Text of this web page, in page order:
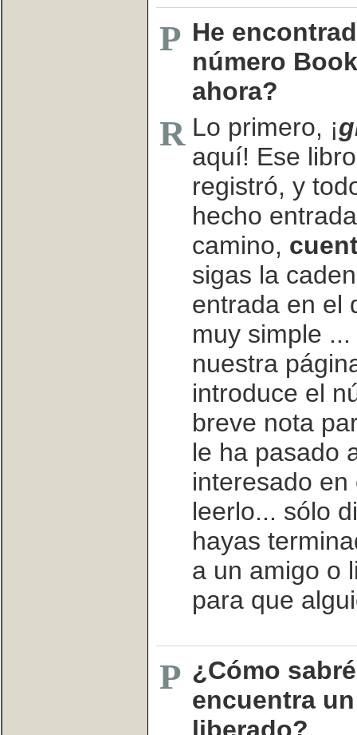
P He
número
ahora?
R Lo primero, ¡
aquí! Ese
registró, y
hecho
camino,
sigas la
entrada en el
muy simple
nuestra
introduce el
breve nota
le ha pasado
interesado
leerlo... sólo
hayas
a un amigo o
para que
P ¿Cómo
encuentra
liberado?